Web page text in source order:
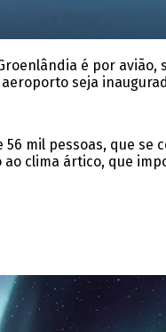
é por avião,
seja
56 mil pessoas, que
clima ártico, que